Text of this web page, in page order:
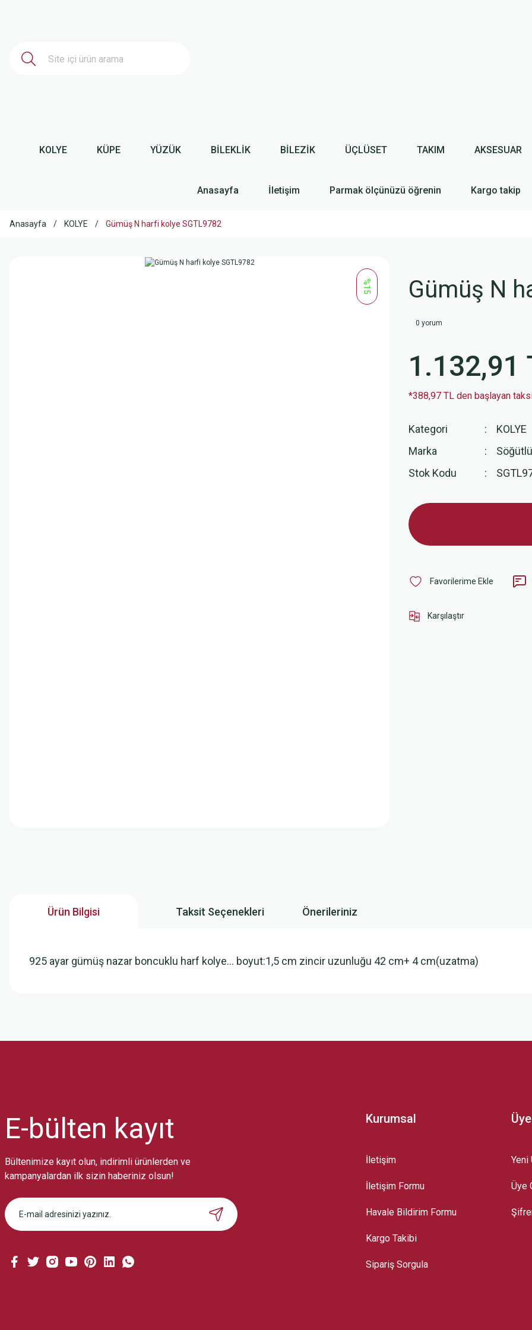
KOLYE KÜPE YÜZÜK BİLEKLİK BİLEZİK ÜÇLÜSET TAKIM AKSESUAR
Anasayfa İletişim Parmak ölçünüzü öğrenin Kargo takip
Anasayfa KOLYE Gümüş N harfi kolye SGTL9782
%15 Gümüş N
0 yorum
1.132,91
*388,97 TL den başlayan
Kategori
KOLYE
Marka
Stok Kodu
Karşılaştır
Ürün Bilgisi Taksit Seçenekleri Önerileriniz
925 ayar gümüş nazar boncuklu harf kolye... boyut:1,5 cm zincir uzunluğu 42 cm+ 4 cm(uzatma)
Bu ürüne benzer farklı alternatifler olmalı.
Gönder
E-bülten kayıt
Bültenimize kayıt olun, indirimli ürünlerden ve
kampanyalardan ilk sizin haberiniz olsun!
Kurumsal
İletişim
İletişim Formu
Havale Bildirim Formu
Kargo Takibi
Sipariş Sorgula
Yeni
Üye